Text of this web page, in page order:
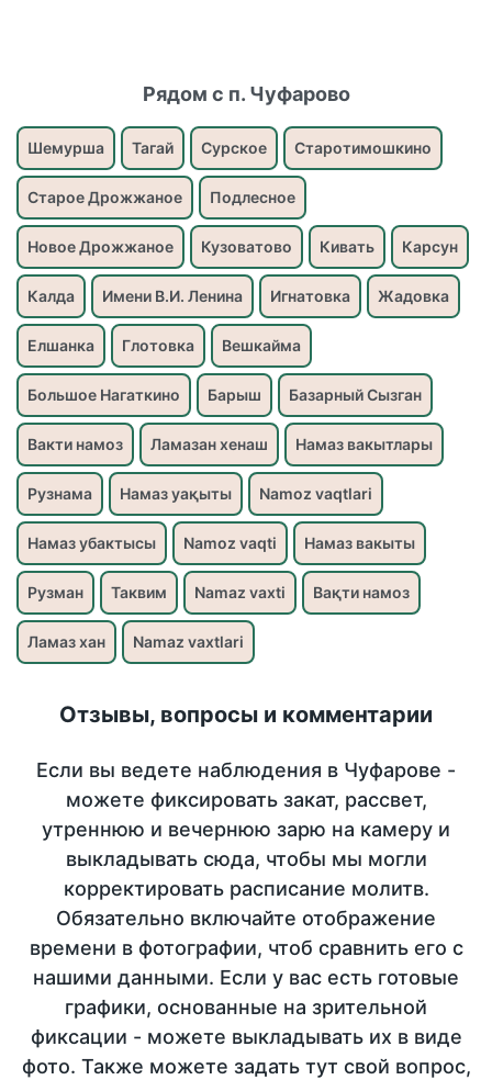
Рядом с п. Чуфарово
Шемурша Тагай Сурское Старотимошкино
Старое Дрожжаное Подлесное
Новое Дрожжаное Кузоватово Кивать Карсун
Калда Имени В.И. Ленина Игнатовка Жадовка
Елшанка Глотовка Вешкайма
Большое Нагаткино Барыш Базарный Сызган
Вакти намоз Ламазан хенаш Намаз вакытлары
Рузнама Намаз уақыты Namoz vaqtlari
Намаз убактысы Namoz vaqti Намаз вакыты
Рузман Таквим Namaz vaxti Вақти намоз
Ламаз хан Namaz vaxtlari
Отзывы, вопросы и комментарии
Если вы ведете наблюдения в Чуфарове -
можете фиксировать закат, рассвет,
утреннюю и вечернюю зарю на камеру и
выкладывать сюда, чтобы мы могли
корректировать расписание молитв.
Обязательно включайте отображение
времени в фотографии, чтоб сравнить его с
нашими данными. Если у вас есть готовые
графики, основанные на зрительной
фиксации - можете выкладывать их в виде
фото. Также можете задать тут свой вопрос,